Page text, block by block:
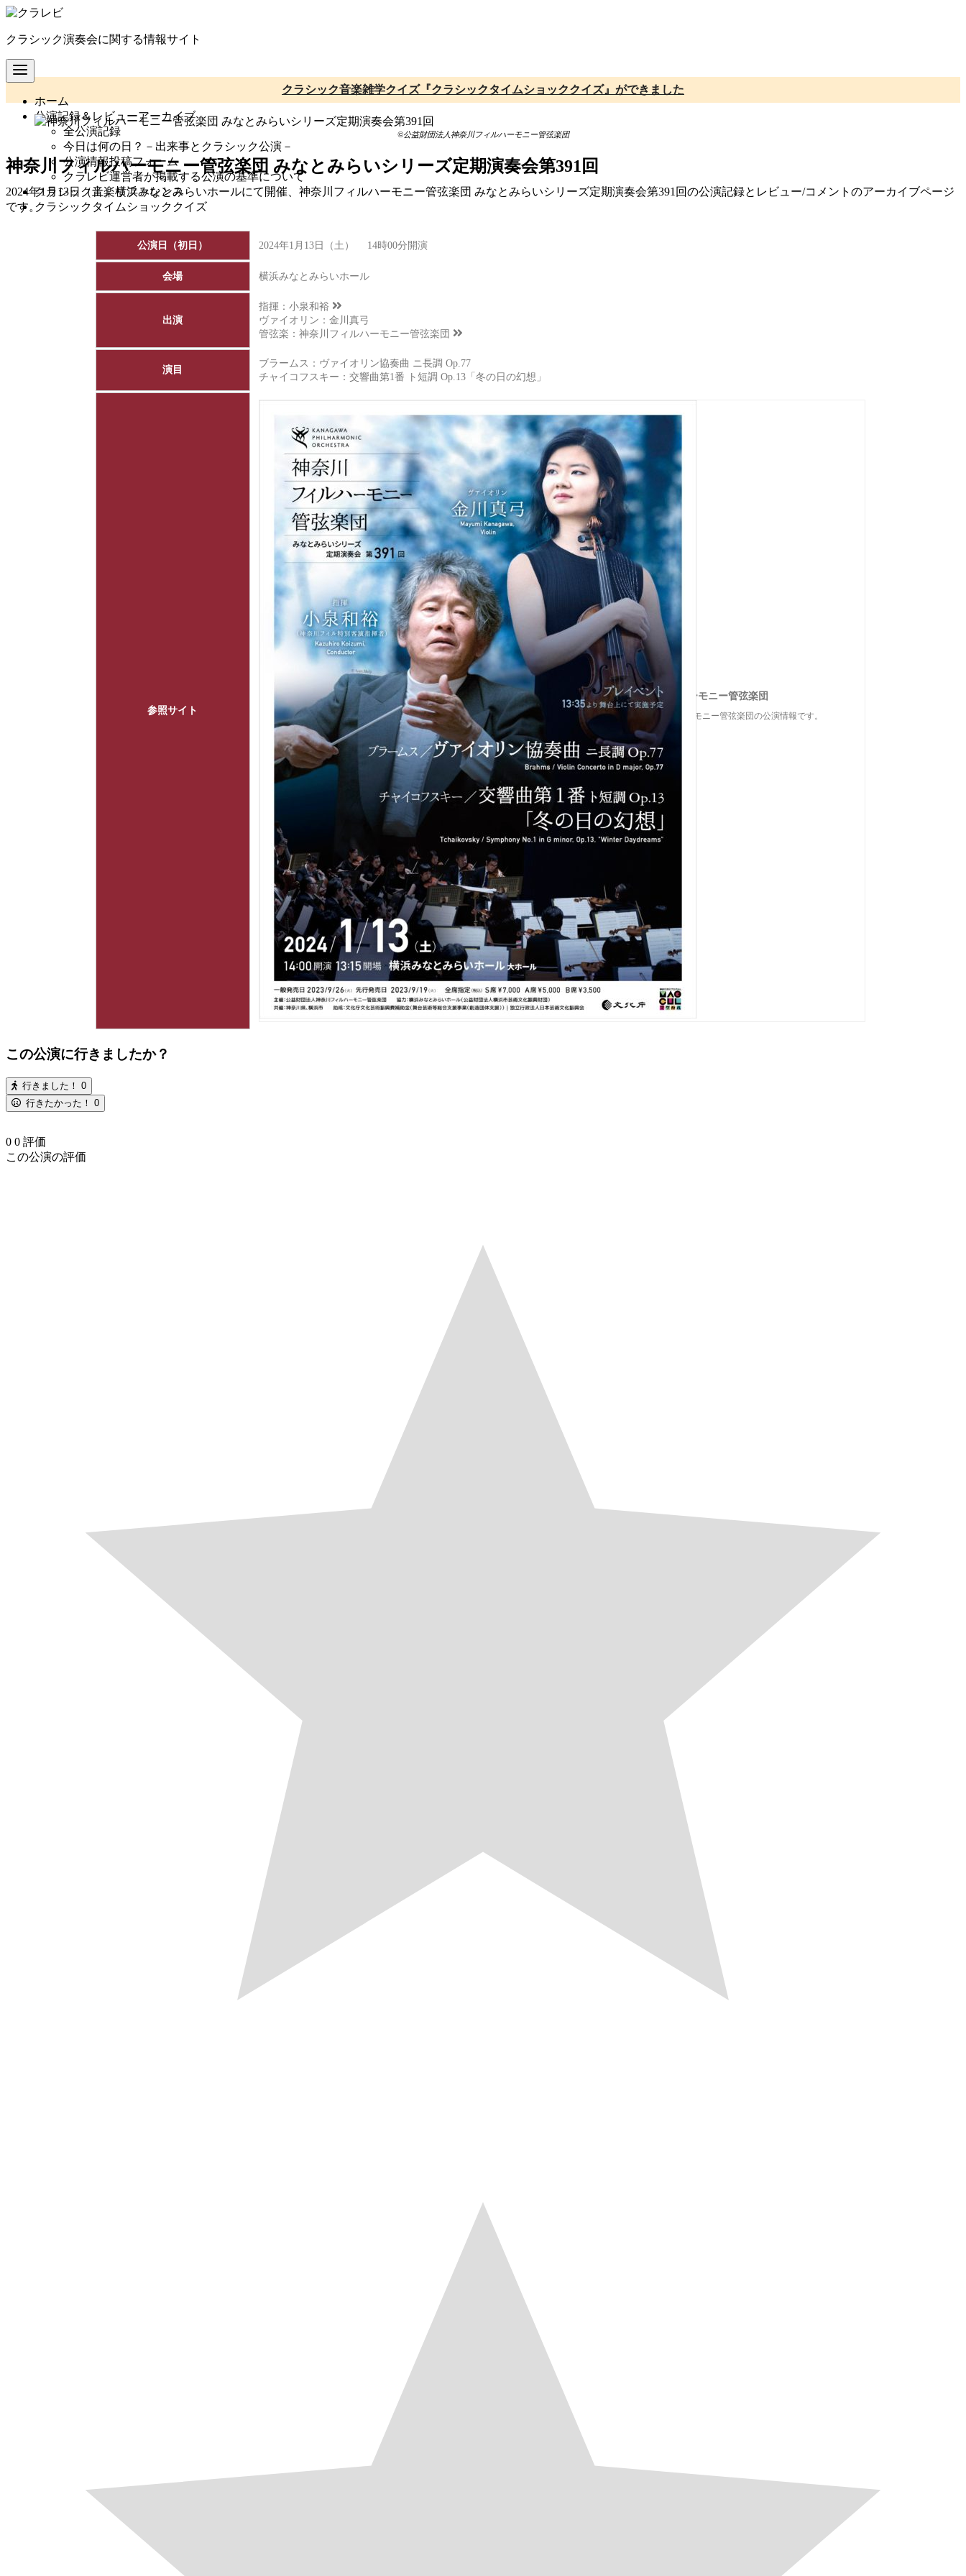
コ
テ
ン
ツ
移
クラシック演奏会に関する情報サイト
ホーム
公演記録＆レビューアーカイブ
全公演記録
今日は何の日？－出来事とクラシック公演－
公演情報投稿フォーム
クラレビ運営者が掲載する公演の基準について
クラシック音楽リファレンス
クラシックタイムショッククイズ
クラシック音楽雑学クイズ『クラシックタイムショッククイズ』ができました
©公益財団法人神奈川フィルハーモニー管弦楽団
神奈川フィルハーモニー管弦楽団 みなとみらいシリーズ定期演奏会第391回
2024年1月13日（土）横浜みなとみらいホールにて開催、神奈川フィルハーモニー管弦楽団 みなとみらいシリーズ定期演奏会第391回の公演記録とレビュー/コメントのアーカイブページ
です。
公演日（初日） 2024年1月13日（土） 14時00分開演
会場 横浜みなとみらいホール
出演
指揮： 小泉和裕
ヴァイオリン：金川真弓
管弦楽： 神奈川フィルハーモニー管弦楽団
演目
ブラームス：ヴァイオリン協奏曲 ニ長調 Op.77
チャイコフスキー：交響曲第1番 ト短調 Op.13「冬の日の幻想」
参照サイト
みなとみらいシリーズ定期演奏会第391回 - 神奈川フィルハーモニー管弦楽団
2024年1月13日、横浜みなとみらいホールで行われた神奈川フィルハーモニー管弦楽団の公演情報です。
www.kanaphil.or.jp
この公演に行きましたか？
行きました！ 0
行きたかった！ 0
0 0 評価
この公演の評価